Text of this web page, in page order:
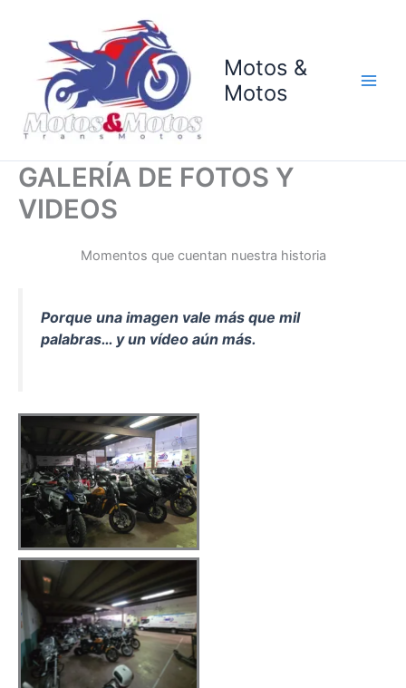
contenido
Motos &
Motos
GALERÍA DE FOTOS Y
VIDEOS
Momentos que cuentan nuestra historia
Porque una imagen vale más que mil
palabras… y un vídeo aún más.